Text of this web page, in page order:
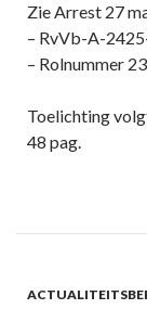
Zie Arrest 27
– RvVb-A-
– Rolnummer
Toelichting
48 pag.